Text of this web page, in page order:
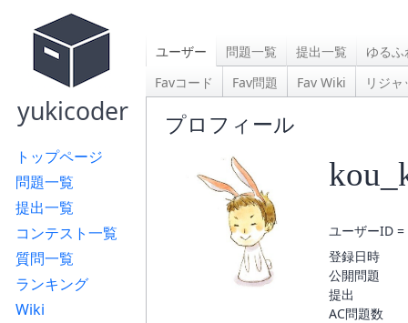
yukicoder
トップページ
問題一覧
提出一覧
コンテスト一覧
質問一覧
ランキング
Wiki
ユーザー 問題一覧 提出一覧
ゆる
Favコード
Fav問題 Fav Wiki リジ
プロフィール
ユーザーID
登録日時
公開問題
提出
AC問題数